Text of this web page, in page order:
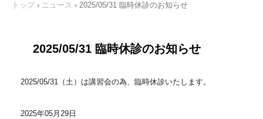
トップ › ニュース › 2025/05/31 臨時休診のお知らせ
2025/05/31 臨時休診のお知らせ
2025/05/31（土）は講習会の為、臨時休診いたします。
2025年05月29日